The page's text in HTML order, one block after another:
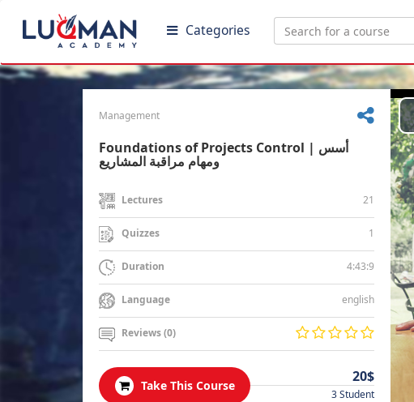
Categories
Management
Foundations of Projects Control | أسس
ومهام مراقبة المشاريع
Lectures 21
Quizzes 1
Duration 4:43:9
Language english
Reviews (0)
Take This Course
20$
3 Student